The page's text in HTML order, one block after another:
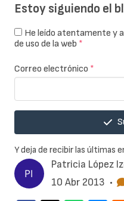
Patricia López
10 Abr 2013 •
Estoy siguiendo el
He leído atentamente y
de uso de la web *
Correo electrónico *
Y deja de recibir las últimas